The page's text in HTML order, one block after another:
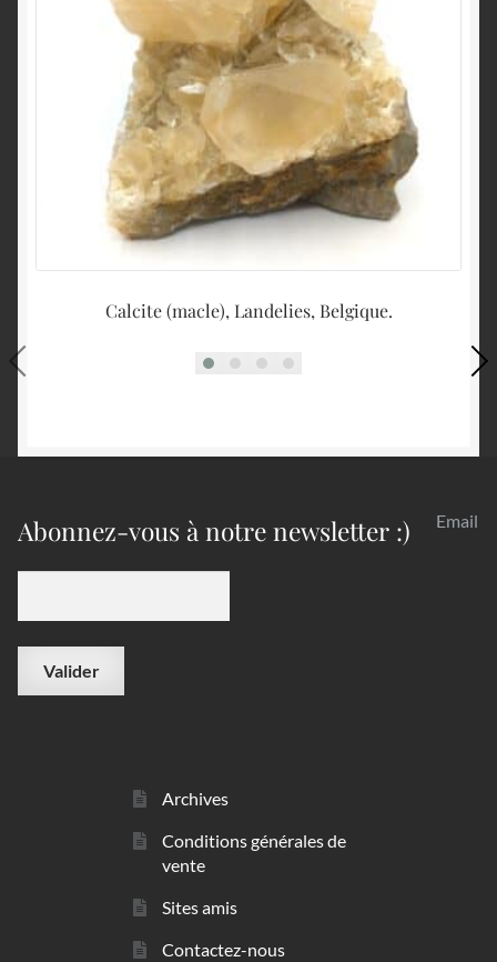
Calcite (macle), Landelies, Belgique.
Abonnez-vous à notre newsletter :) Email
Archives
Conditions générales de
vente
Sites amis
Contactez-nous